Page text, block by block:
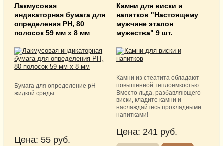
Лакмусовая
индикаторная бумага для
определения PH, 80
полосок 59 мм x 8 мм
Бумага для определение рН
жидкой среды.
Цена:55 руб.
Камни для виски и
напитков "Настоящему
мужчине эталон
мужества" 9 шт.
Камни из стеатита обладают
повышенной теплоемкостью.
Вместо льда, разбавляющего
виски, кладите камни и
наслаждайтесь прохладными
напитками!
Цена: 241 руб.